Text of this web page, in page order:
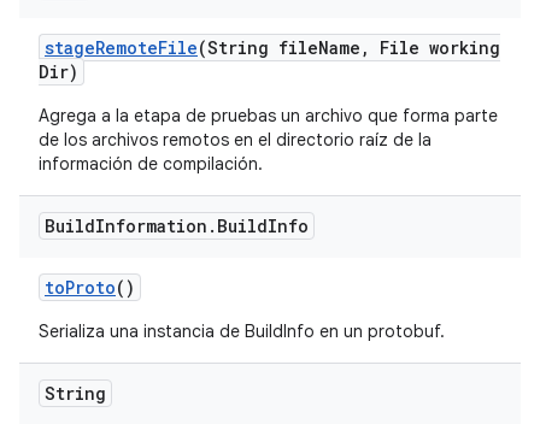
stageRemoteFile(String fileName ,
File working
Dir)
Agrega a la etapa de pruebas un archivo que forma parte
de los archivos remotos en el directorio raíz de la
información de compilación.
BuildInformation . BuildInfo
toProto()
Serializa una instancia de BuildInfo en un protobuf.
String